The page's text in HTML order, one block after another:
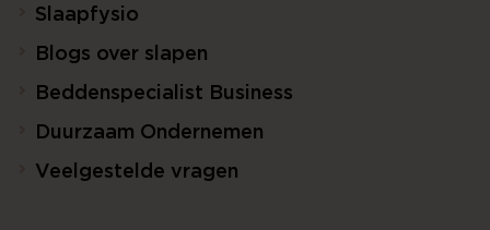
Slaapfysio
Blogs over slapen
Beddenspecialist Business
Duurzaam Ondernemen
Veelgestelde vragen